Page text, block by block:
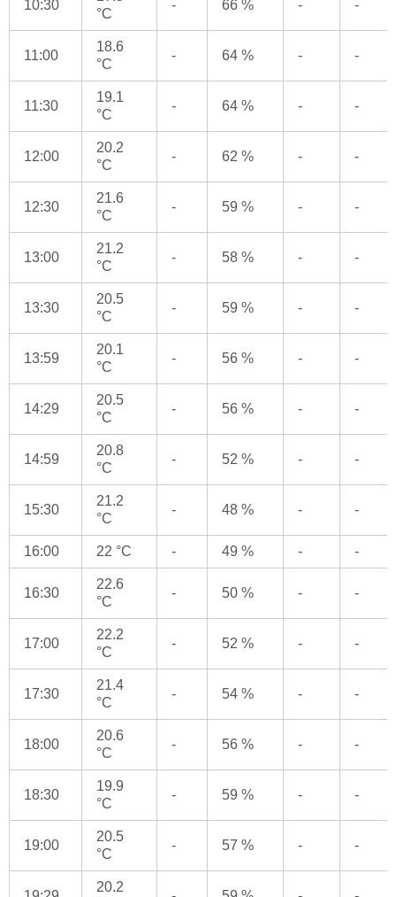
10:30
°C
- 66 % - -
11:00
18.6
°C
- 64 % - -
11:30
19.1
°C
- 64 % - -
12:00
20.2
°C
- 62 % - -
12:30
21.6
°C
- 59 % - -
13:00
21.2
°C
- 58 % - -
13:30
20.5
°C
- 59 % - -
13:59
20.1
°C
- 56 % - -
14:29
20.5
°C
- 56 % - -
14:59
20.8
°C
- 52 % - -
15:30
21.2
°C
- 48 % - -
16:00 22 °C - 49 % - -
16:30
22.6
°C
- 50 % - -
17:00
22.2
°C
- 52 % - -
17:30
21.4
°C
- 54 % - -
18:00
20.6
°C
- 56 % - -
18:30
19.9
°C
- 59 % - -
19:00
20.5
°C
- 57 % - -
20.2